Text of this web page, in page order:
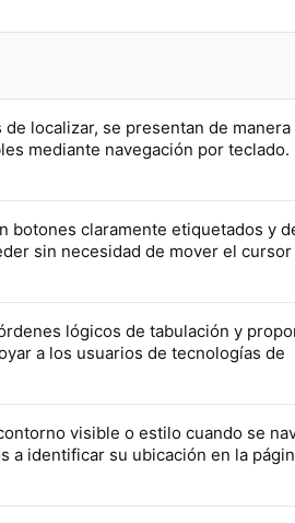
localizar, se presentan de manera
mediante navegación por teclado.
botones claramente etiquetados y
sin necesidad de mover el cursor
lógicos de tabulación y
a los usuarios de tecnologías de
visible o estilo cuando se
a identificar su ubicación en la